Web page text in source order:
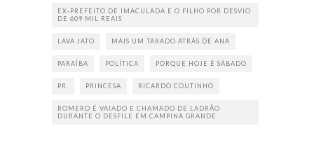
EX-PREFEITO DE IMACULADA E O FILHO POR DESVIO
DE 609 MIL REAIS
LAVA JATO MAIS UM TARADO ATRÁS DE ANA
PARAÍBA POLÍTICA PORQUE HOJE É SÁBADO
PR. PRINCESA RICARDO COUTINHO
ROMERO É VAIADO E CHAMADO DE LADRÃO
DURANTE O DESFILE EM CAMPINA GRANDE